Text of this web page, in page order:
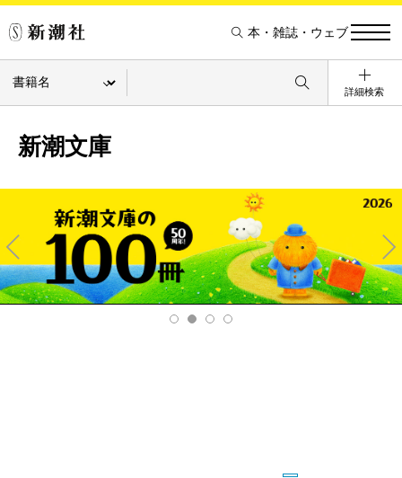
本・雑誌・ウェブ
詳細検索
新潮文庫
Pre
v
Ne
xt